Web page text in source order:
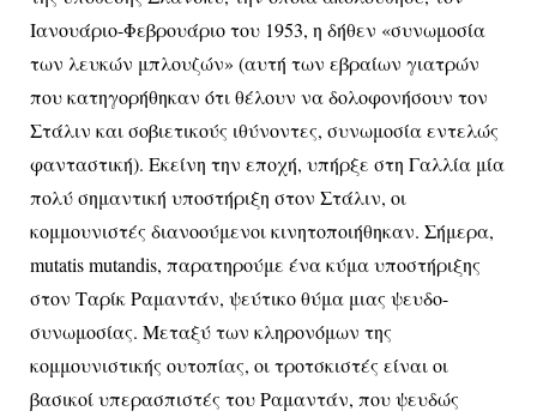
Ιανουάριο-Φεβρουάριο του 1953, η δήθεν «συνωμοσία
των λευκών μπλουζών» (αυτή των εβραίων γιατρών
που κατηγορήθηκαν ότι θέλουν να δολοφονήσουν τον
Στάλιν και σοβιετικούς ιθύνοντες, συνωμοσία εντελώς
φανταστική). Εκείνη την εποχή, υπήρξε στη Γαλλία μία
πολύ σημαντική υποστήριξη στον Στάλιν, οι
κομμουνιστές διανοούμενοι κινητοποιήθηκαν. Σήμερα,
mutatis mutandis, παρατηρούμε ένα κύμα υποστήριξης
στον Ταρίκ Ραμαντάν, ψεύτικο θύμα μιας ψευδο-
συνωμοσίας. Μεταξύ των κληρονόμων της
κομμουνιστικής ουτοπίας, οι τροτσκιστές είναι οι
βασικοί υπερασπιστές του Ραμαντάν, που ψευδώς